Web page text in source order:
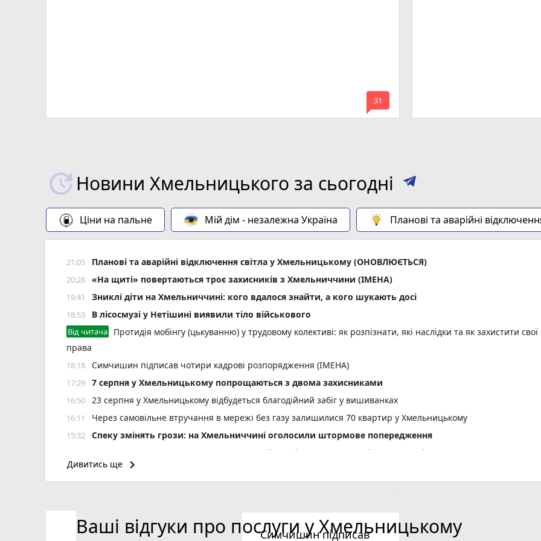
mode_comment
31
Новини Хмельницького за сьогодні
Ціни на пальне Мій дім - незалежна Україна Планові та аварійні
21:05 Планові та аварійні відключення світла у Хмельницькому (ОНОВЛЮЄТЬСЯ)
20:28 «На щиті» повертаються троє захисників з Хмельниччини (ІМЕНА)
19:41 Зниклі діти на Хмельниччині: кого вдалося знайти, а кого шукають досі
18:53 В лісосмузі у Нетішині виявили тіло військового
Від читача
Протидія мобінгу (цькуванню) у трудовому колективі: як розпізнати, які наслідки та як захистити свої
права
18:18 Симчишин підписав чотири кадрові розпорядження (ІМЕНА)
17:29 7 серпня у Хмельницькому попрощаються з двома захисниками
16:50 23 серпня у Хмельницькому відбудеться благодійний забіг у вишиванках
16:11 Через самовільне втручання в мережі без газу залишилися 70 квартир у Хмельницькому
15:32 Спеку змінять грози: на Хмельниччині оголосили штормове попередження
Зґвалтував погрожуючи ножем: на Шепетівщині судитимуть 34-річного чоловіка
14:25 6 років за ґратами проведе водій за смертельну ДТП біля Голоскова
12:20 На Панаса Мирного зупинили п’яного водія без прав
Дивитись ще keyboard_arrow_right
Симчишин підписав
Ваші відгуки про послуги у Хмельницькому